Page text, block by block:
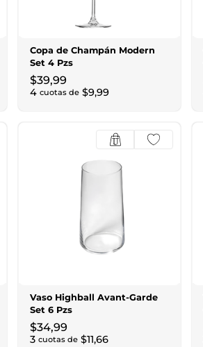
Copa de Champán Modern
Set 4 Pzs
$39,99
4 cuotas de $9,99
Vaso Highball Avant-Garde
Set 6 Pzs
$34,99
3 cuotas de $11,66